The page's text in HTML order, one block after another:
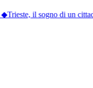
Trieste, il sogno di un